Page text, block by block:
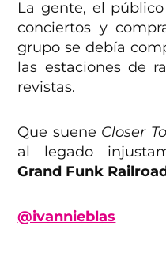
La gente, el
conciertos y
grupo se debía
las estaciones de
revistas.
Que suene Closer
al legado
Grand Funk
@ivannieblas